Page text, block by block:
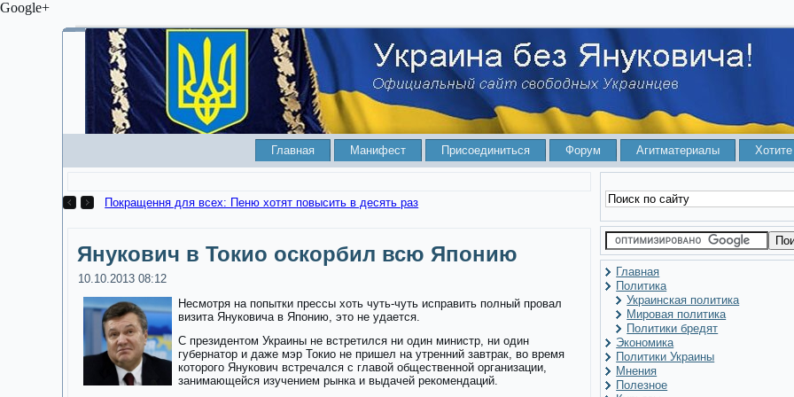
Google+
Главная Манифест Присоединиться Форум Агитматериалы
Покращення
за мелкие долги
Янукович в Токио оскорбил всю Японию
10.10.2013 08:12
Несмотря на попытки прессы хоть чуть-чуть исправить полный провал
визита Януковича в Японию, это не удается.
С президентом Украины не встретился ни один министр, ни один
губернатор и даже мэр Токио не пришел на утренний завтрак, во время
которого Янукович встречался с главой общественной организации,
занимающейся изучением рынка и выдачей рекомендаций.
Главная
Политика
Украинская политика
Мировая политика
Политики бредят
Экономика
Политики Украины
Мнения
Полезное